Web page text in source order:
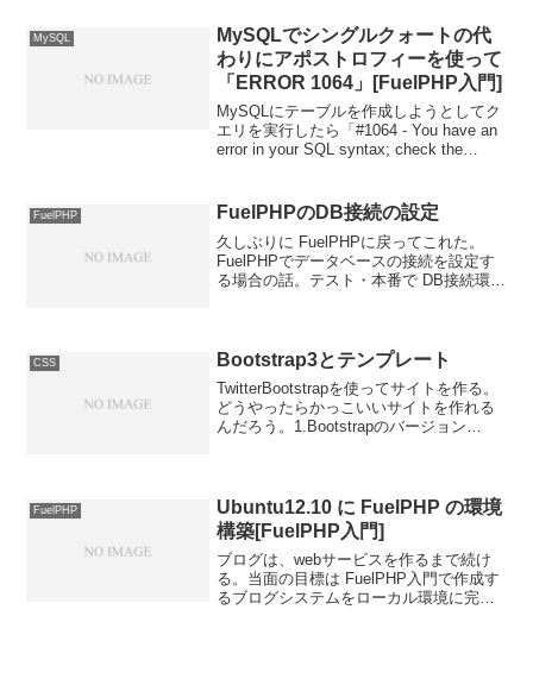
のを作り上げる。として、今の状態で公
開してもいいのだろう...
MySQL
MySQLでシングルクォートの代
わりにアポストロフィーを使って
「ERROR 1064」[FuelPHP入門]
MySQLにテーブルを作成しようとしてク
エリを実行したら「#1064 - You have an
error in your SQL syntax; check the
FuelPHP FuelPHPのDB接続の設定
久しぶりに FuelPHPに戻ってこれた。
FuelPHPでデータベースの接続を設定す
る場合の話。テスト・本番で DB接続環境
CSS Bootstrap3とテンプレート
TwitterBootstrapを使ってサイトを作る。
どうやったらかっこいいサイトを作れる
んだろう。1.Bootstrapのバージョン
FuelPHP
Ubuntu12.10 に FuelPHP の環境
構築[FuelPHP入門]
ブログは、webサービスを作るまで続け
る。当面の目標は FuelPHP入門で作成す
るブログシステムをローカル環境に完成